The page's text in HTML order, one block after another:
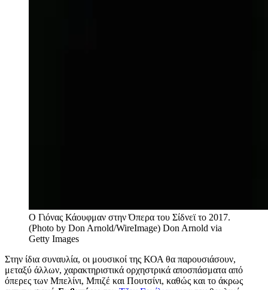
Ο Γιόνας Κάουφμαν στην Όπερα του Σίδνεϊ το 2017.
(Photo by Don Arnold/WireImage) Don Arnold via
Getty Images
Στην ίδια συναυλία, οι μουσικοί της ΚΟΑ θα παρουσιάσουν,
μεταξύ άλλων, χαρακτηριστικά ορχηστρικά αποσπάσματα από
όπερες των Μπελίνι, Μπιζέ και Πουτσίνι, καθώς και το άκρως